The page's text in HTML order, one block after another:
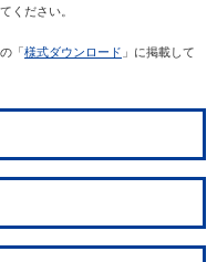
ください。
「様式ダウンロード 」に掲載して